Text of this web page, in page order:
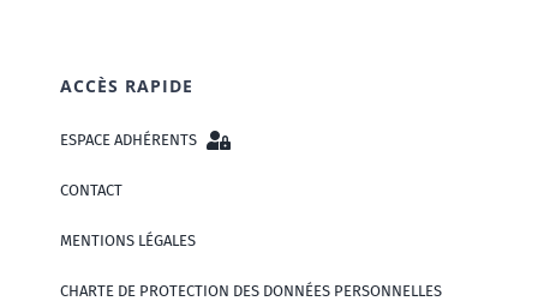
ACCÈS RAPIDE
ESPACE ADHÉRENTS
CONTACT
MENTIONS LÉGALES
CHARTE DE PROTECTION DES DONNÉES PERSONNELLES